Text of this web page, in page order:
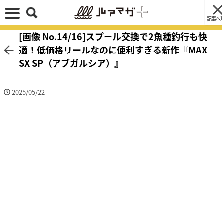
記事へ
[画像 No.14/16]スプール交換で2魚種釣行も快
適！低価格リールなのに便利すぎる新作『MAX
SX SP（アブガルシア）』
2025/05/22